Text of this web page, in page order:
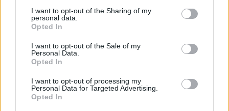
not limited to your visit or usage behaviour. You may click to
grant or deny consent to Google and its third-party tags to
use your data for below specified purposes in below Google
consent section.
I want to opt-out of the Sharing of my
personal data.
Opted In
I want to opt-out of the Sale of my
Personal Data.
Opted In
I want to opt-out of processing my
Personal Data for Targeted Advertising.
Opted In
Ειδικότερα, οι υδατικοί πόροι που διατίθενται για
την ύδρευση της Αθήνας είναι, κατά κύριο λόγο,
το σύστημα των συνδεδεμένων ταμιευτήρων
Ευήνου και Μόρνου, ο ταμιευτήρας
Μαραθώνα, ηλίμνη Υλίκηκαιδιάφορες ομάδες
γεωτρήσεων
. Οι ταμιευτήρες του Ευήνου και του